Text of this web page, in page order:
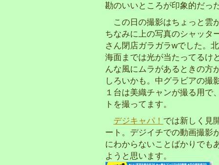
勘のいいところが印象的だっ
この日の撮影はちょっと雲
ちなみに上の写真のシャッタ
さん閉店ガラガラwでした。
海面までは光が当たってるけ
んな風にムラがあるときの方
しろいかも。中グラビアの撮
１台は美織チャンが撮る用で
トを撮ってます。
デジキャパ！ では新しく見
ート。デジイチでの動画撮影
にわからないことばかりでも
ようと思います。